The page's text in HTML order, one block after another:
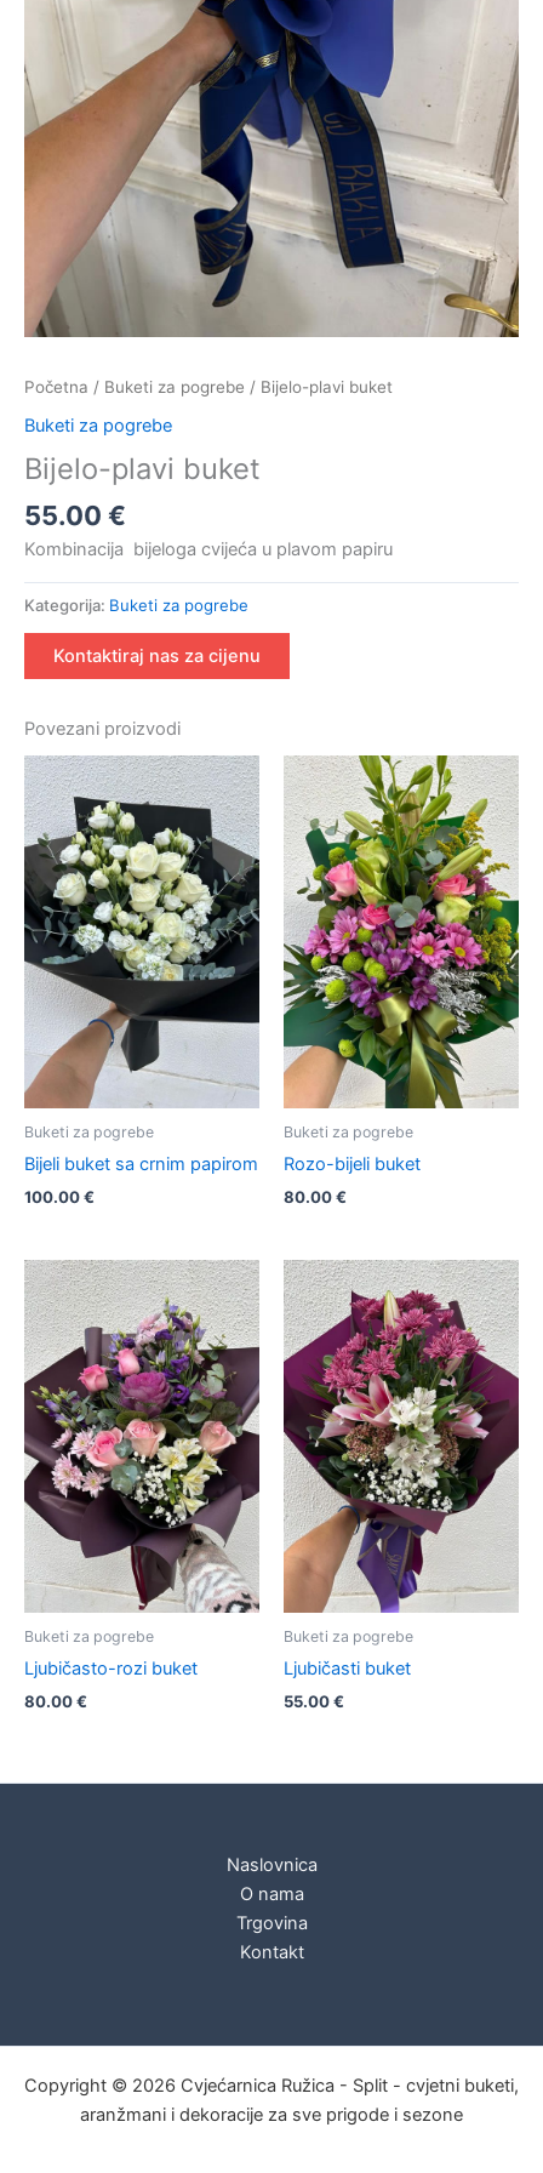
Početna / Buketi za pogrebe / Bijelo-plavi buket
Buketi za pogrebe
Bijelo-plavi buket
55.00 €
Kombinacija bijeloga cvijeća u plavom papiru
Kategorija: Buketi za pogrebe
Kontaktiraj nas za cijenu
Povezani proizvodi
Buketi za pogrebe
Bijeli buket sa crnim papirom
100.00€
Buketi za pogrebe
Rozo-bijeli buket
80.00€
Buketi za pogrebe
Ljubičasto-rozi buket
80.00€
Buketi za pogrebe
Ljubičasti buket
55.00€
Naslovnica
O nama
Trgovina
Kontakt
Copyright © 2026 Cvjećarnica Ružica - Split - cvjetni buketi,
aranžmani i dekoracije za sve prigode i sezone